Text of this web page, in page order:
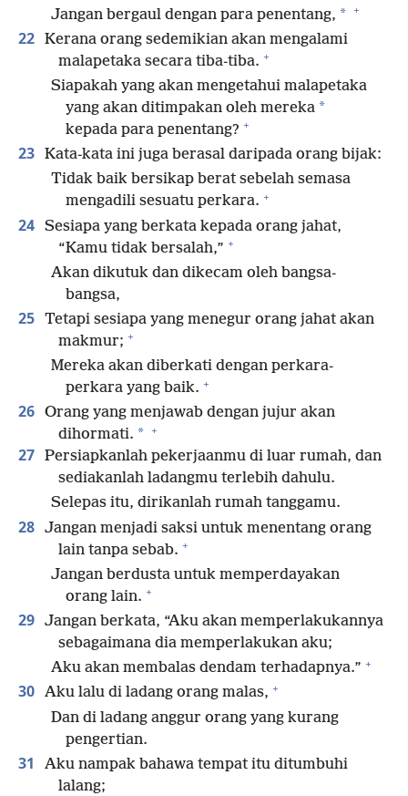
Jangan bergaul dengan para penentang, * +
22 Kerana orang sedemikian akan mengalami
malapetaka secara tiba-tiba. +
Siapakah yang akan mengetahui malapetaka
yang akan ditimpakan oleh mereka *
kepada para penentang? +
23 Kata-kata ini juga berasal daripada orang bijak:
Tidak baik bersikap berat sebelah semasa
mengadili sesuatu perkara. +
24 Sesiapa yang berkata kepada orang jahat,
“Kamu tidak bersalah,” +
Akan dikutuk dan dikecam oleh bangsa-
bangsa,
25 Tetapi sesiapa yang menegur orang jahat akan
makmur; +
Mereka akan diberkati dengan perkara-
perkara yang baik. +
26 Orang yang menjawab dengan jujur akan
dihormati. * +
27 Persiapkanlah pekerjaanmu di luar rumah, dan
sediakanlah ladangmu terlebih dahulu.
Selepas itu, dirikanlah rumah tanggamu.
28 Jangan menjadi saksi untuk menentang orang
lain tanpa sebab. +
Jangan berdusta untuk memperdayakan
orang lain. +
29 Jangan berkata, “Aku akan memperlakukannya
sebagaimana dia memperlakukan aku;
Aku akan membalas dendam terhadapnya.” +
30 Aku lalu di ladang orang malas, +
Dan di ladang anggur orang yang kurang
pengertian.
31
Aku nampak bahawa tempat itu ditumbuhi
lalang;